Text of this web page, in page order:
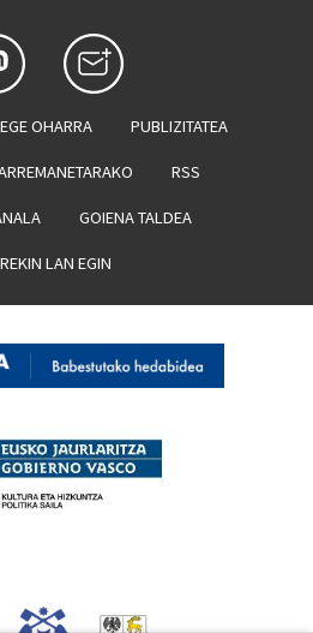
OHARRA PUBLIZITATEA
RSS
GOIENA TALDEA
LAN EGIN